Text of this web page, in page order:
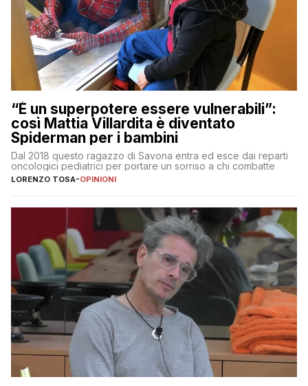
“È un superpotere essere vulnerabili”:
così Mattia Villardita è diventato
Spiderman per i bambini
Dal 2018 questo ragazzo di Savona entra ed esce dai reparti
oncologici pediatrici per portare un sorriso a chi combatte
LORENZO TOSA-OPINIONI